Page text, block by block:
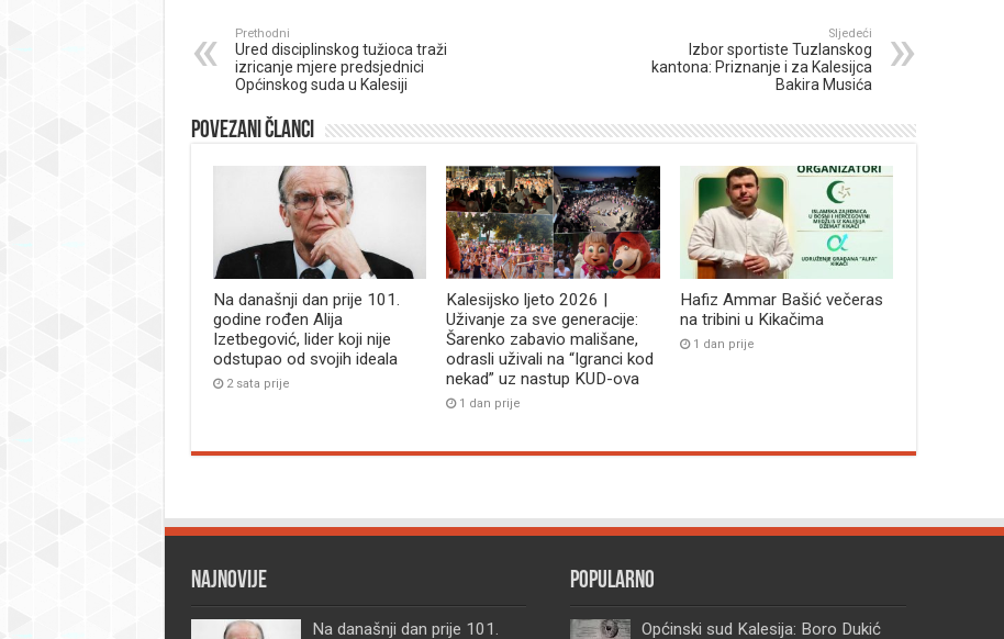
Prethodni
Ured disciplinskog tužioca traži
izricanje mjere predsjednici
Općinskog suda u Kalesiji
Sljedeći
Izbor sportiste Tuzlanskog
kantona: Priznanje i za Kalesijca
Bakira Musića
Povezani članci
Na današnji dan prije 101.
godine rođen Alija
Izetbegović, lider koji nije
odstupao od svojih ideala
2 sata prije
Kalesijsko ljeto 2026 |
Uživanje za sve generacije:
Šarenko zabavio mališane,
odrasli uživali na “Igranci kod
nekad” uz nastup KUD-ova
1 dan prije
Hafiz Ammar Bašić večeras
na tribini u Kikačima
1 dan prije
Najnovije
Na današnji dan prije 101.
Popularno
Općinski sud Kalesija: Boro Dukić